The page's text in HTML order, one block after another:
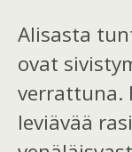
Alisasta
ovat
verrattuna.
leviävää